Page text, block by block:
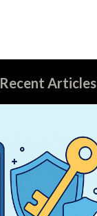
Recent Articles